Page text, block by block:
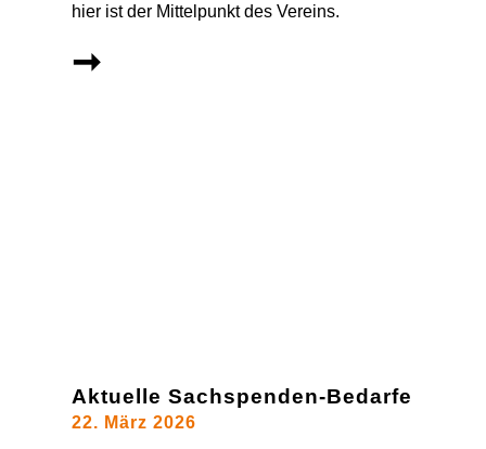
hier ist der Mittelpunkt des Vereins.
➞
Aktuelle Sachspenden-Bedarfe
22. März 2026